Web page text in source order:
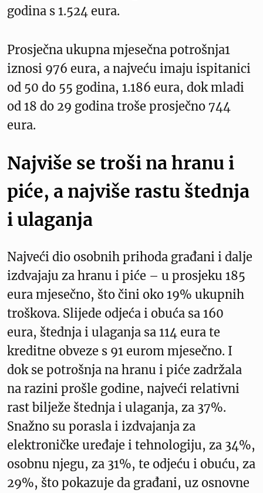
godina s 1.524 eura.
Prosječna ukupna mjesečna potrošnja1
iznosi 976 eura, a najveću imaju ispitanici
od 50 do 55 godina, 1.186 eura, dok mladi
od 18 do 29 godina troše prosječno 744
eura.
Najviše se troši na hranu i
piće, a najviše rastu štednja
i ulaganja
Najveći dio osobnih prihoda građani i dalje
izdvajaju za hranu i piće – u prosjeku 185
eura mjesečno, što čini oko 19% ukupnih
troškova. Slijede odjeća i obuća sa 160
eura, štednja i ulaganja sa 114 eura te
kreditne obveze s 91 eurom mjesečno. I
dok se potrošnja na hranu i piće zadržala
na razini prošle godine, najveći relativni
rast bilježe štednja i ulaganja, za 37%.
Snažno su porasla i izdvajanja za
elektroničke uređaje i tehnologiju, za 34%,
osobnu njegu, za 31%, te odjeću i obuću, za
29%, što pokazuje da građani, uz osnovne